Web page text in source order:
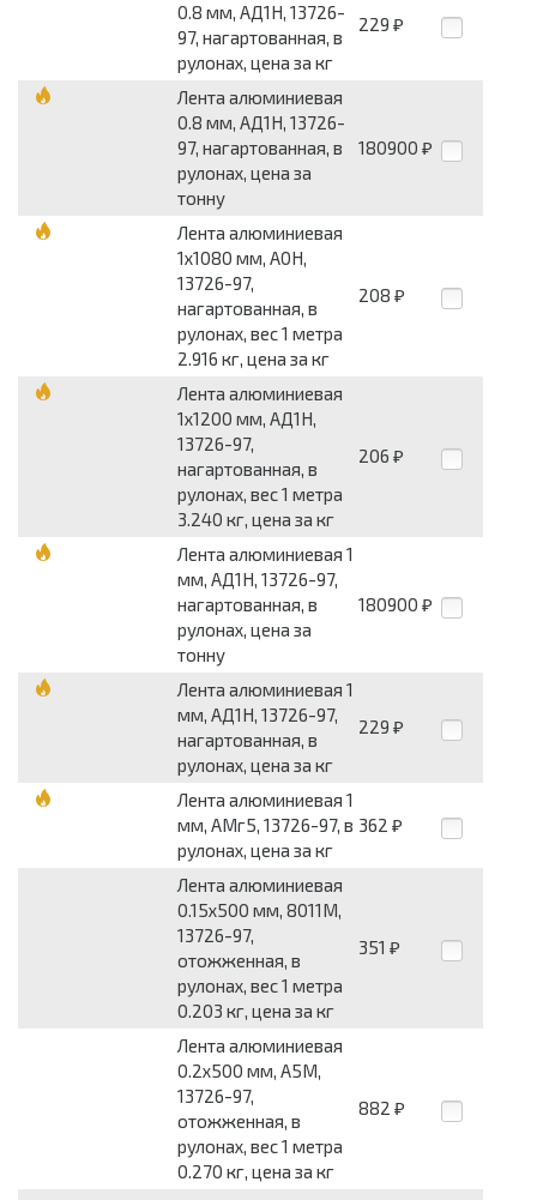
0.8 мм, АД1Н, 13726-
97, нагартованная, в
рулонах, цена за кг
229 ₽
Лента алюминиевая
0.8 мм, АД1Н, 13726-
97, нагартованная, в
рулонах, цена за
тонну
180900 ₽
Лента алюминиевая
1x1080 мм, А0Н,
13726-97,
нагартованная, в
рулонах, вес 1 метра
2.916 кг, цена за кг
208 ₽
Лента алюминиевая
1x1200 мм, АД1Н,
13726-97,
нагартованная, в
рулонах, вес 1 метра
3.240 кг, цена за кг
206 ₽
Лента алюминиевая 1
мм, АД1Н, 13726-97,
нагартованная, в
рулонах, цена за
тонну
180900 ₽
Лента алюминиевая 1
мм, АД1Н, 13726-97,
нагартованная, в
рулонах, цена за кг
229 ₽
Лента алюминиевая 1
мм, АМг5, 13726-97, в
рулонах, цена за кг
362 ₽
Лента алюминиевая
0.15x500 мм, 8011М,
13726-97,
отожженная, в
рулонах, вес 1 метра
0.203 кг, цена за кг
351 ₽
Лента алюминиевая
0.2x500 мм, А5М,
13726-97,
отожженная, в
рулонах, вес 1 метра
0.270 кг, цена за кг
882 ₽